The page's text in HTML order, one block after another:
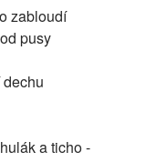
zabloudí
pusy
a ticho -